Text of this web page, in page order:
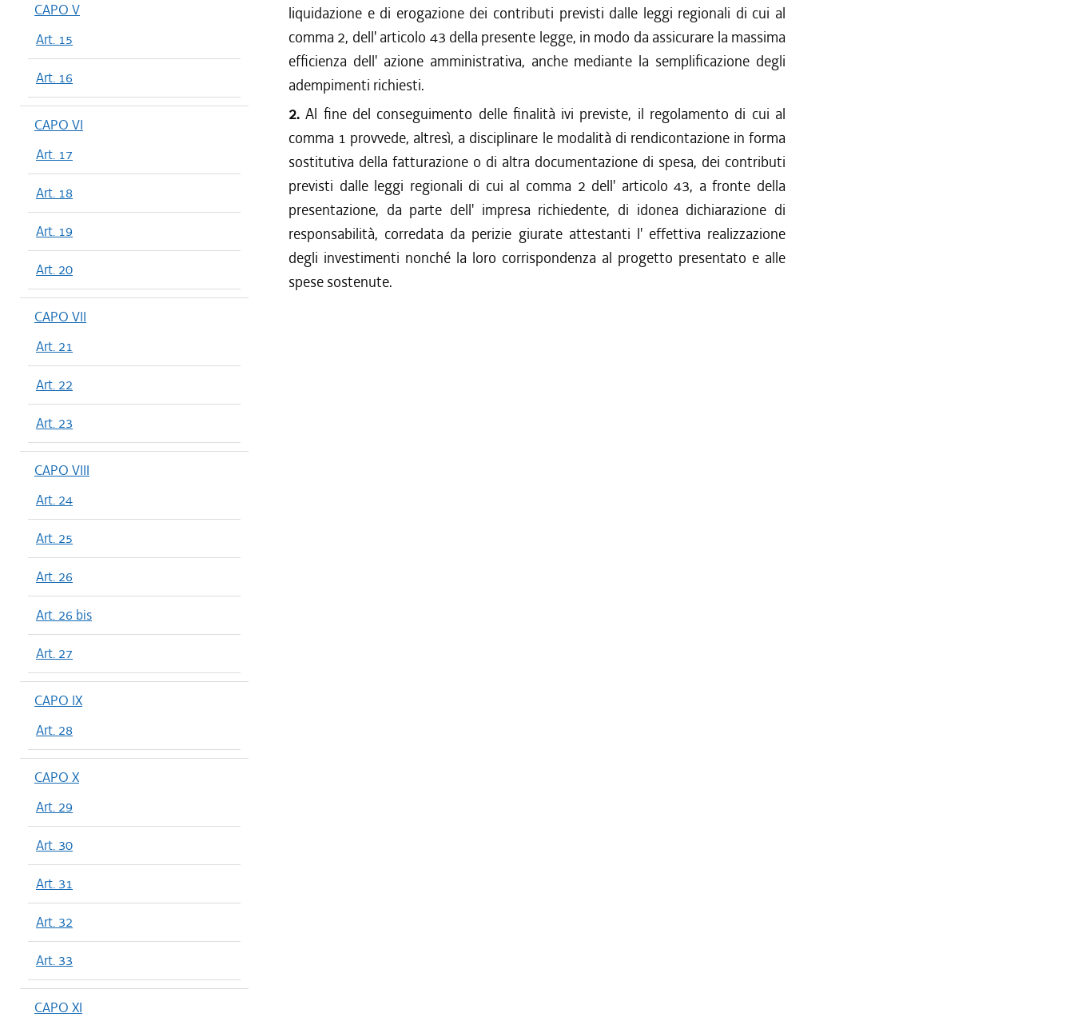
CAPO V
Art. 15
Art. 16
CAPO VI
Art. 17
Art. 18
Art. 19
Art. 20
CAPO VII
Art. 21
Art. 22
Art. 23
CAPO VIII
Art. 24
Art. 25
Art. 26
Art. 26 bis
Art. 27
CAPO IX
Art. 28
CAPO X
Art. 29
Art. 30
Art. 31
Art. 32
Art. 33
CAPO XI
liquidazione e di erogazione dei contributi previsti dalle leggi regionali di cui al
comma 2, dell' articolo 43 della presente legge, in modo da assicurare la massima
efficienza dell' azione amministrativa, anche mediante la semplificazione degli
adempimenti richiesti.
2. Al fine del conseguimento delle finalità ivi previste, il regolamento di cui al
comma 1 provvede, altresì, a disciplinare le modalità di rendicontazione in forma
sostitutiva della fatturazione o di altra documentazione di spesa, dei contributi
previsti dalle leggi regionali di cui al comma 2 dell' articolo 43, a fronte della
presentazione, da parte dell' impresa richiedente, di idonea dichiarazione di
responsabilità, corredata da perizie giurate attestanti l' effettiva realizzazione
degli investimenti nonché la loro corrispondenza al progetto presentato e alle
spese sostenute.